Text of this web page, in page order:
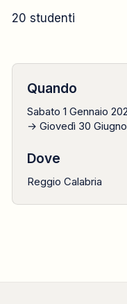
2022
1 gennaio → 30
20 studenti
Quando
Sabato 1 Gennaio
→ Giovedì 30
Dove
Reggio Calabria